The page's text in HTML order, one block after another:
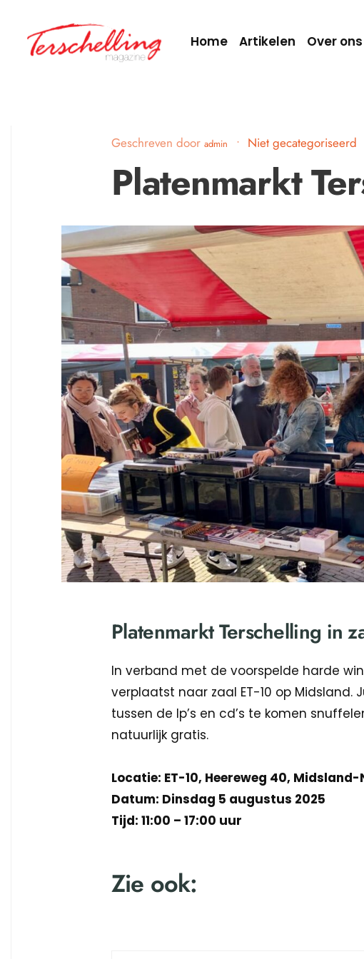
Home Artikelen Over ons
Geschreven door admin • Niet gecategoriseerd
Platenmarkt
Platenmarkt Terschelling in
In verband met de voorspelde harde
verplaatst naar zaal ET-10 op Midsland.
tussen de lp’s en cd’s te komen
natuurlijk gratis.
Locatie: ET-10, Heereweg 40,
Datum: Dinsdag 5 augustus 2025
Tijd: 11:00 – 17:00 uur
Zie ook: